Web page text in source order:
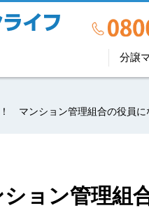
分譲
マンション管理組合の役員に
ョン管理組